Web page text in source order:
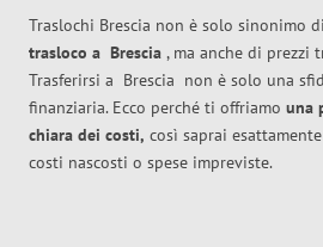
Traslochi Brescia non è solo sinonimo di
trasloco a Brescia , ma anche di prezzi
Trasferirsi a Brescia non è solo una
finanziaria. Ecco perché ti offriamo una
chiara dei costi, così saprai
costi nascosti o spese impreviste.